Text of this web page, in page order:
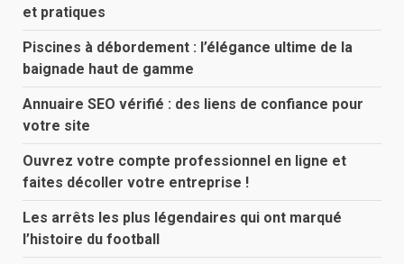
et pratiques
Piscines à débordement : l’élégance ultime de la
baignade haut de gamme
Annuaire SEO vérifié : des liens de confiance pour
votre site
Ouvrez votre compte professionnel en ligne et
faites décoller votre entreprise !
Les arrêts les plus légendaires qui ont marqué
l’histoire du football